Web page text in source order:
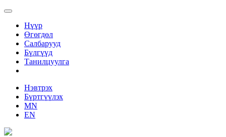
Нүүр
Өгөгдөл
Салбарууд
Бүлгүүд
Танилцуулга
Нэвтрэх
Бүртгүүлэх
MN
EN